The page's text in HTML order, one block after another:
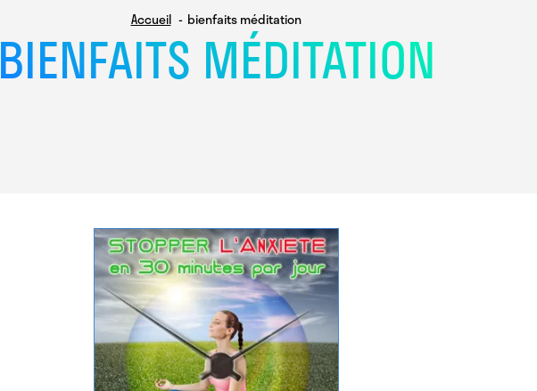
Accueil bienfaits méditation
BIENFAITS MÉDITATION